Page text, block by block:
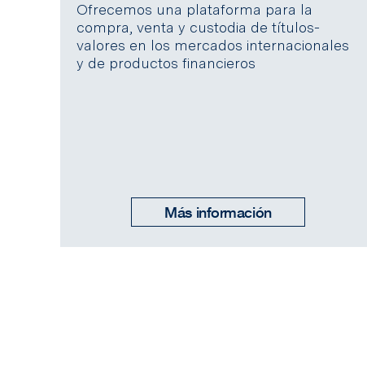
Ofrecemos una plataforma para la
compra, venta y custodia de títulos-
valores en los mercados internacionales
y de productos financieros
Más información